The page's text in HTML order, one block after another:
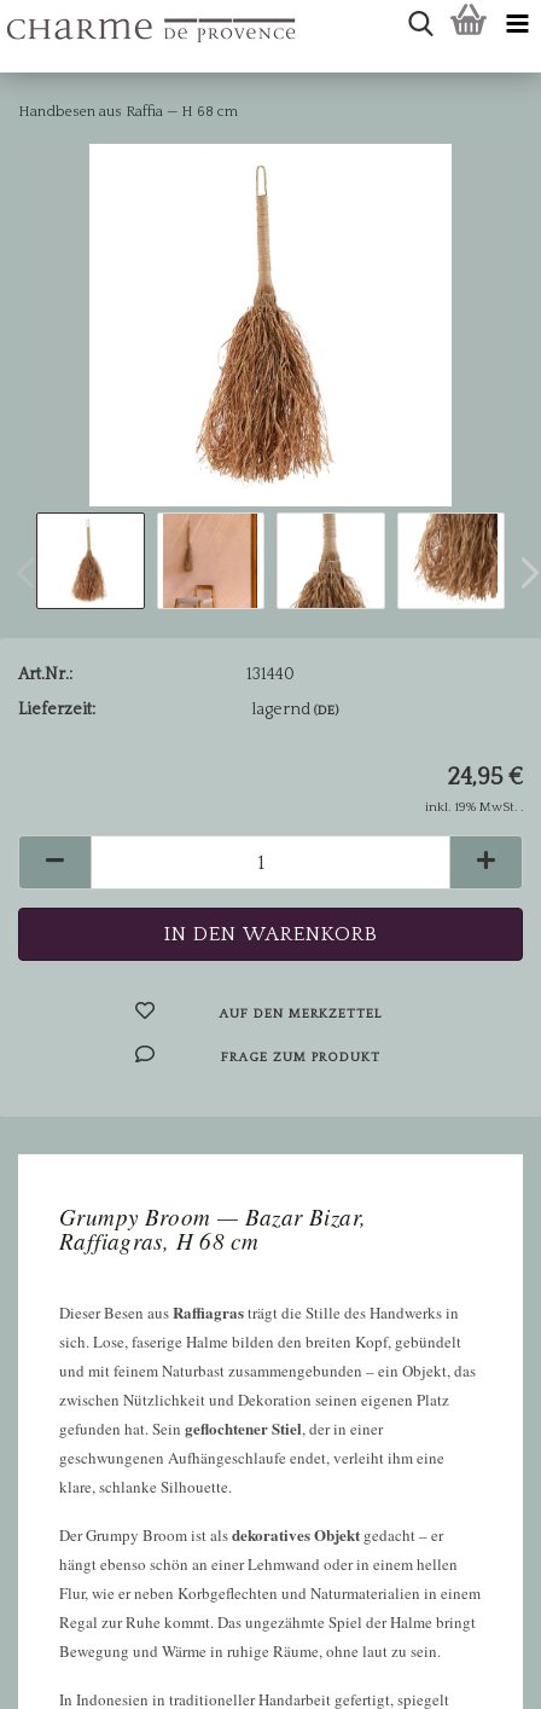
Handbesen aus Raffia — H 68 cm
Art.Nr.:
131440
Lieferzeit:
lagernd(DE)
24,95 €
inkl. 19% MwSt. .
AUF DEN MERKZETTEL
FRAGE ZUM PRODUKT
Grumpy Broom — Bazar Bizar,
Raffiagras, H 68 cm
Dieser Besen ausRaffiagrasträgt die Stille des Handwerks in
sich. Lose, faserige Halme bilden den breiten Kopf, gebündelt
und mit feinem Naturbast zusammengebunden – ein Objekt, das
zwischen Nützlichkeit und Dekoration seinen eigenen Platz
gefunden hat. Sein geflochtener Stiel, der in einer
geschwungenen Aufhängeschlaufe endet, verleiht ihm eine
klare, schlanke Silhouette.
Der Grumpy Broom ist alsdekoratives Objekt gedacht – er
hängt ebenso schön an einer Lehmwand oder in einem hellen
Flur, wie er neben Korbgeflechten und Naturmaterialien in einem
Regal zur Ruhe kommt. Das ungezähmte Spiel der Halme bringt
Bewegung und Wärme in ruhige Räume, ohne laut zu sein.
In Indonesien in traditioneller Handarbeit gefertigt, spiegelt